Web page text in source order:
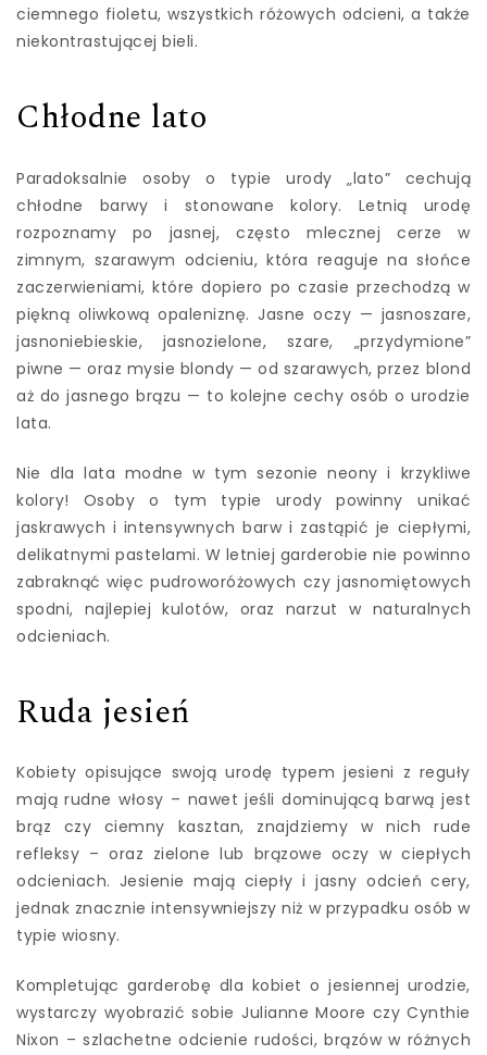
ciemnego fioletu, wszystkich różowych odcieni, a także
niekontrastującej bieli.
Chłodne lato
Paradoksalnie osoby o typie urody „lato” cechują
chłodne barwy i stonowane kolory. Letnią urodę
rozpoznamy po jasnej, często mlecznej cerze w
zimnym, szarawym odcieniu, która reaguje na słońce
zaczerwieniami, które dopiero po czasie przechodzą w
piękną oliwkową opaleniznę. Jasne oczy — jasnoszare,
jasnoniebieskie, jasnozielone, szare, „przydymione”
piwne — oraz mysie blondy — od szarawych, przez blond
aż do jasnego brązu — to kolejne cechy osób o urodzie
lata.
Nie dla lata modne w tym sezonie neony i krzykliwe
kolory! Osoby o tym typie urody powinny unikać
jaskrawych i intensywnych barw i zastąpić je ciepłymi,
delikatnymi pastelami. W letniej garderobie nie powinno
zabraknąć więc pudroworóżowych czy jasnomiętowych
spodni, najlepiej kulotów, oraz narzut w naturalnych
odcieniach.
Ruda jesień
Kobiety opisujące swoją urodę typem jesieni z reguły
mają rudne włosy – nawet jeśli dominującą barwą jest
brąz czy ciemny kasztan, znajdziemy w nich rude
refleksy – oraz zielone lub brązowe oczy w ciepłych
odcieniach. Jesienie mają ciepły i jasny odcień cery,
jednak znacznie intensywniejszy niż w przypadku osób w
typie wiosny.
Kompletując garderobę dla kobiet o jesiennej urodzie,
wystarczy wyobrazić sobie Julianne Moore czy Cynthie
Nixon – szlachetne odcienie rudości, brązów w różnych